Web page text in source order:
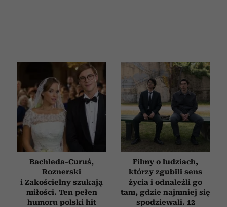
Bachleda-Curuś,
Roznerski
i Zakościelny szukają
miłości. Ten pełen
humoru polski hit
Filmy o ludziach,
którzy zgubili sens
życia i odnaleźli go
tam, gdzie najmniej się
spodziewali. 12